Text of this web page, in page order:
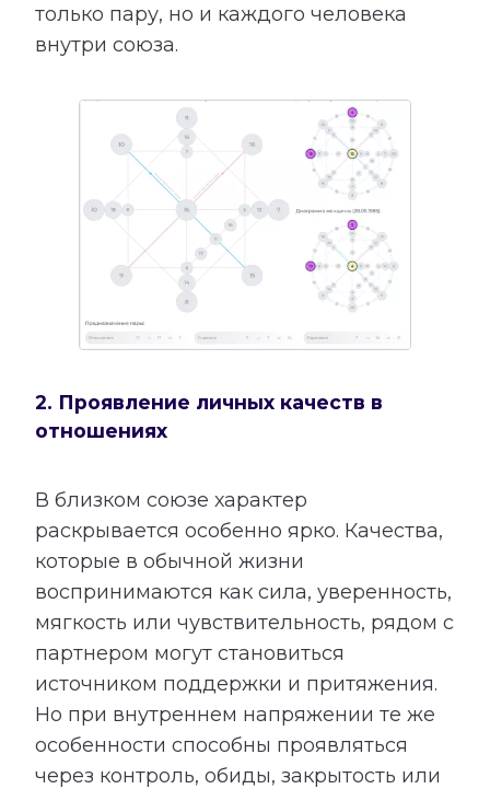
только пару, но и каждого человека
внутри союза.
2. Проявление личных качеств в
отношениях
В близком союзе характер
раскрывается особенно ярко. Качества,
которые в обычной жизни
воспринимаются как сила, уверенность,
мягкость или чувствительность, рядом с
партнером могут становиться
источником поддержки и притяжения.
Но при внутреннем напряжении те же
особенности способны проявляться
через контроль, обиды, закрытость или